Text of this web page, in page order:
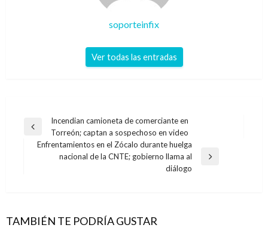
soporteinfix
Ver todas las entradas
Navegación
entradas
Entrada
anterior
Incendian camioneta de comerciante en
Torreón; captan a sospechoso en video
Entrada
Enfrentamientos en el Zócalo durante huelga
nacional de la CNTE; gobierno llama al
diálogo
TAMBIÉN TE PODRÍA GUSTAR